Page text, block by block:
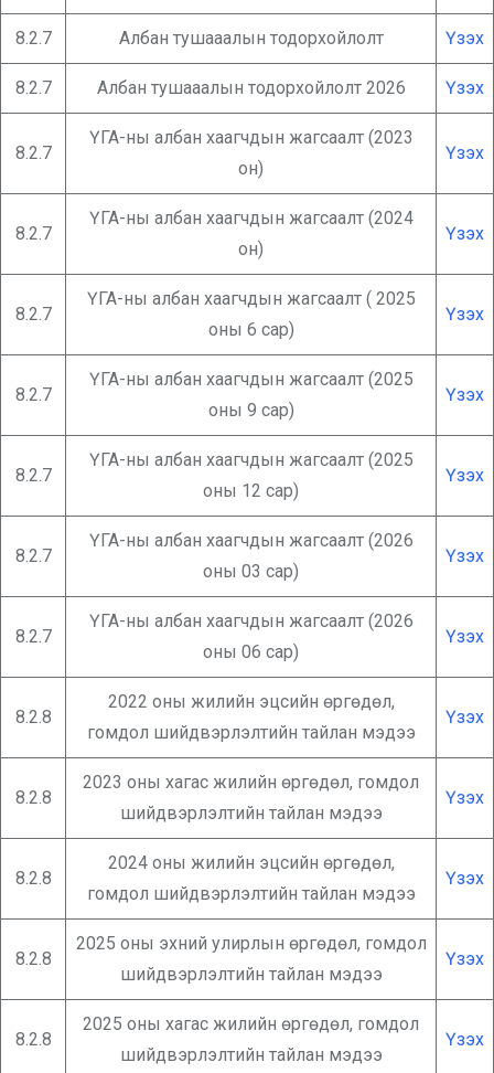
8.2.7 Албан тушааалын тодорхойлолт Үзэх
8.2.7 Албан тушааалын тодорхойлолт 2026 Үзэх
8.2.7
ҮГА-ны албан хаагчдын жагсаалт (2023
он)
Үзэх
8.2.7
ҮГА-ны албан хаагчдын жагсаалт (2024
он)
Үзэх
8.2.7
ҮГА-ны албан хаагчдын жагсаалт ( 2025
оны 6 сар)
Үзэх
8.2.7
ҮГА-ны албан хаагчдын жагсаалт (2025
оны 9 сар)
Үзэх
8.2.7
ҮГА-ны албан хаагчдын жагсаалт (2025
оны 12 сар)
Үзэх
8.2.7
ҮГА-ны албан хаагчдын жагсаалт (2026
оны 03 сар)
Үзэх
8.2.7
ҮГА-ны албан хаагчдын жагсаалт (2026
оны 06 сар)
Үзэх
8.2.8
2022 оны жилийн эцсийн өргөдөл,
гомдол шийдвэрлэлтийн тайлан мэдээ
Үзэх
8.2.8
2023 оны хагас жилийн өргөдөл, гомдол
шийдвэрлэлтийн тайлан мэдээ
Үзэх
8.2.8
2024 оны жилийн эцсийн өргөдөл,
гомдол шийдвэрлэлтийн тайлан мэдээ
Үзэх
8.2.8
2025 оны эхний улирлын өргөдөл, гомдол
шийдвэрлэлтийн тайлан мэдээ
Үзэх
8.2.8
2025 оны хагас жилийн өргөдөл, гомдол
шийдвэрлэлтийн тайлан мэдээ
Үзэх